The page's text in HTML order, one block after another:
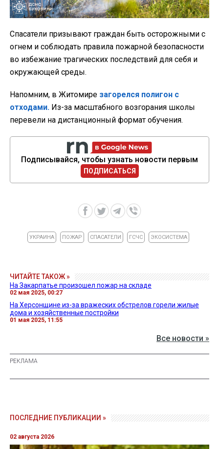
Спасатели призывают граждан быть осторожными с
огнем и соблюдать правила пожарной безопасности
во избежание трагических последствий для себя и
окружающей среды.
Напомним, в Житомире загорелся полигон с
отходами. Из-за масштабного возгорания школы
перевели на дистанционный формат обучения.
Подписывайся, чтобы узнать новости первым
ПОДПИСАТЬСЯ
УКРАИНА ПОЖАР СПАСАТЕЛИ ГСЧС ЭКОСИСТЕМА
ЧИТАЙТЕ ТАКОЖ »
На Закарпатье произошел пожар на складе
02 мая 2025, 00:27
На Херсонщине из-за вражеских обстрелов горели жилые
дома и хозяйственные постройки
01 мая 2025, 11:55
Все новости »
ПОСЛЕДНИЕ ПУБЛИКАЦИИ »
02 августа 2026